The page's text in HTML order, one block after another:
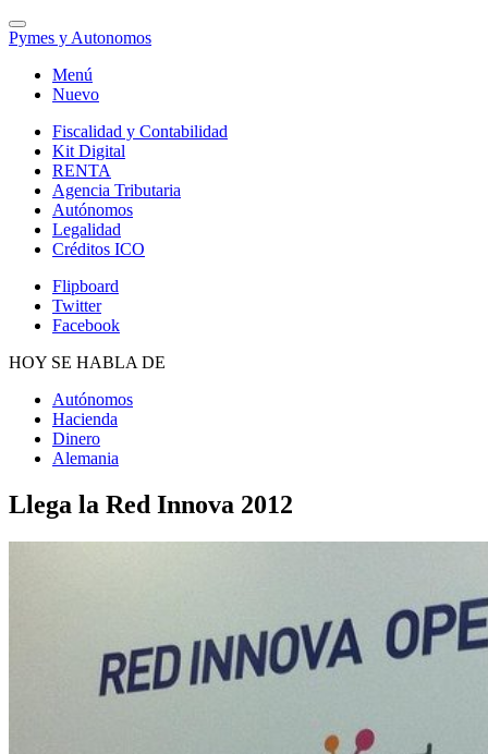
Pymes y Autonomos
Menú
Nuevo
Fiscalidad y Contabilidad
Kit Digital
RENTA
Agencia Tributaria
Autónomos
Legalidad
Créditos ICO
Flipboard
Twitter
Facebook
HOY SE HABLA DE
Autónomos
Hacienda
Dinero
Alemania
Llega la Red Innova 2012